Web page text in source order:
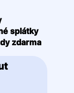
splátky
zdarma